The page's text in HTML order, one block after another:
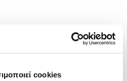
cookies